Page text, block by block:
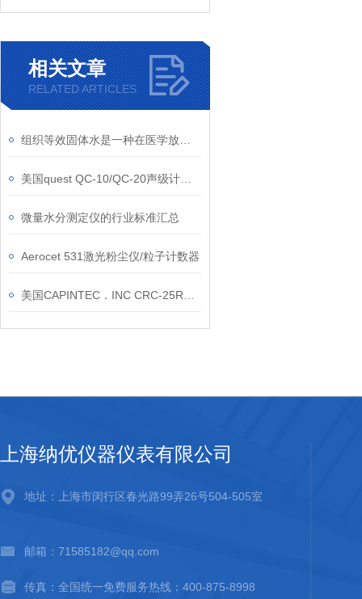
相关文章
RELATED ARTICLES
微量水分测定仪的行业标准汇总
Aerocet 531激光粉尘仪/粒子计数器
上海纳优仪器仪表有限公司
地址：上海市闵行区春光路99弄26号504-505室
邮箱：71585182@qq.com
传真：全国统一免费服务热线：400-875-8998